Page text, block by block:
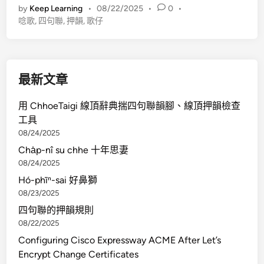
聯
的
則
by Keep Learning • 08/22/2025 • 0 •
唸歌, 四句聯,押韻,歌仔
最新文章
用 ChhoeTaigi 線頂辭典揣四句聯韻腳、線頂押韻檢查
工具
08/24/2025
Cha̍p-nî su chhe 十年思妻
08/24/2025
Hó-phīⁿ-sai 好鼻獅
08/23/2025
四句聯的押韻規則
08/22/2025
Configuring Cisco Expressway ACME After Let’s
Encrypt Change Certificates